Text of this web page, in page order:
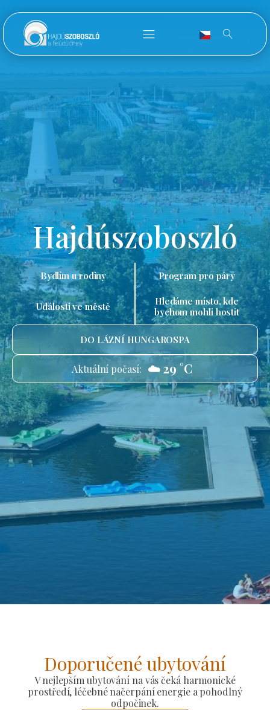
Hajdúszoboszló
Bydlím u rodiny Program pro páry
Události ve městě
Hledáme místo, kde
bychom mohli hostit
DO LÁZNÍ HUNGAROSPA
Aktuální počasí: ☁️ 29 °C
Doporučené ubytování
V nejlepším ubytování na vás čeká harmonické
prostředí, léčebné načerpání energie a pohodlný
odpočinek.